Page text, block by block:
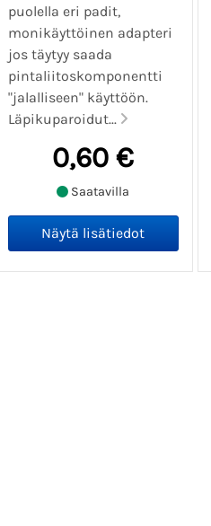
puolella eri padit,
monikäyttöinen adapteri
jos täytyy saada
pintaliitoskomponentti
"jalalliseen" käyttöön.
Läpikuparoidut...
0,60 €
Saatavilla